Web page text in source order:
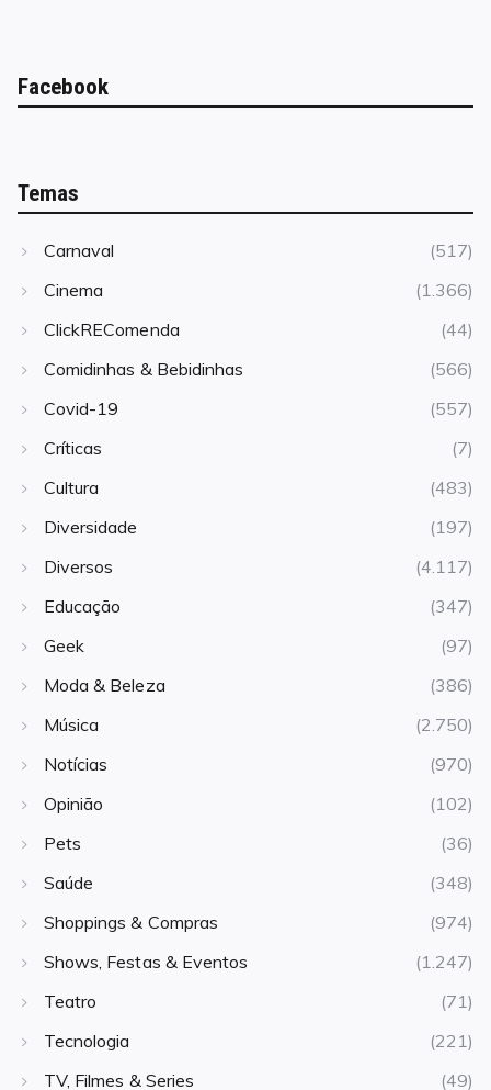
Facebook
Temas
Carnaval
(517)
Cinema
(1.366)
ClickREComenda
(44)
Comidinhas & Bebidinhas
(566)
Covid-19
(557)
Críticas
(7)
Cultura
(483)
Diversidade
(197)
Diversos
(4.117)
Educação
(347)
Geek
(97)
Moda & Beleza
(386)
Música
(2.750)
Notícias
(970)
Opinião
(102)
Pets
(36)
Saúde
(348)
Shoppings & Compras
(974)
Shows, Festas & Eventos
(1.247)
Teatro
(71)
Tecnologia
(221)
TV, Filmes & Series
(49)